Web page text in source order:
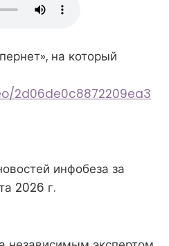
на который
2d06de0c8872209ea3
инфобеза за
2026 г.